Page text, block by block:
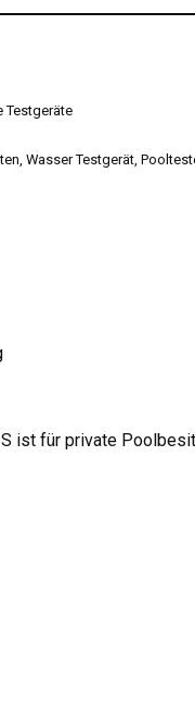
Testgeräte
,Wasser Testgerät,
ist für private